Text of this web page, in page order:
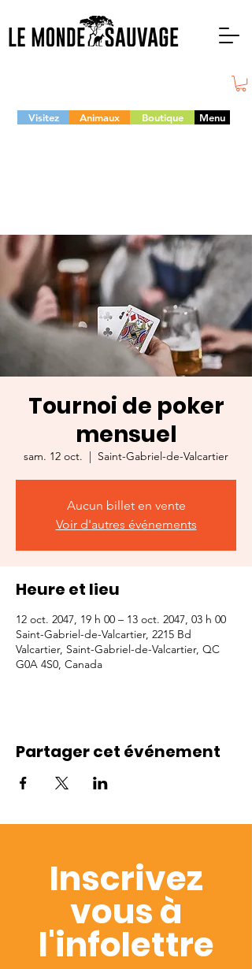
Visitez Animaux Boutique Menu
Tournoi de poker
mensuel
sam. 12 oct.
  |
Saint-Gabriel-de-Valcartier
Aucun billet en vente
Voir d'autres événements
Heure et lieu
12 oct. 2047, 19 h 00 – 13 oct. 2047, 03 h 00
Saint-Gabriel-de-Valcartier, 2215 Bd
Valcartier, Saint-Gabriel-de-Valcartier, QC
G0A 4S0, Canada
Partager cet événement
Inscrivez
vous à
l'infolettre